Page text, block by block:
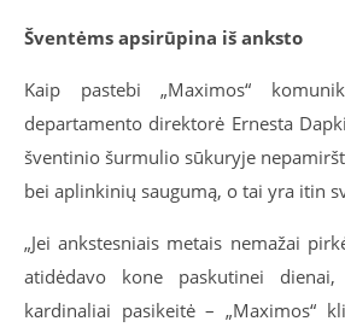
Šventėms apsirūpina iš anksto
Kaip pastebi „Maximos“
departamento direktorė Ernesta
šventinio šurmulio sūkuryje
bei aplinkinių saugumą, o tai yra itin
„Jei ankstesniais metais nemažai
atidėdavo kone paskutinei
kardinaliai pasikeitė – „Maximos“